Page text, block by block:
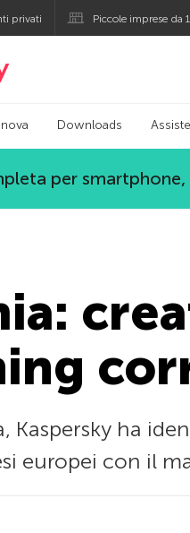
privati Piccole imprese da
di Kaspersky
Downloads
per
Kaspersky ha
europei con il